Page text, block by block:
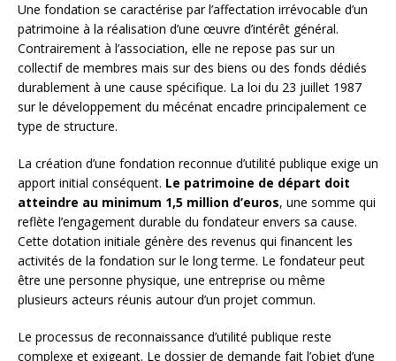
Une fondation se caractérise par l’affectation irrévocable d’un
patrimoine à la réalisation d’une œuvre d’intérêt général.
Contrairement à l’association, elle ne repose pas sur un
collectif de membres mais sur des biens ou des fonds dédiés
durablement à une cause spécifique. La loi du 23 juillet 1987
sur le développement du mécénat encadre principalement ce
type de structure.
La création d’une fondation reconnue d’utilité publique exige un
apport initial conséquent. Le patrimoine de départ doit
atteindre au minimum 1,5 million d’euros, une somme qui
reflète l’engagement durable du fondateur envers sa cause.
Cette dotation initiale génère des revenus qui financent les
activités de la fondation sur le long terme. Le fondateur peut
être une personne physique, une entreprise ou même
plusieurs acteurs réunis autour d’un projet commun.
Le processus de reconnaissance d’utilité publique reste
complexe et exigeant. Le dossier de demande fait l’objet d’une